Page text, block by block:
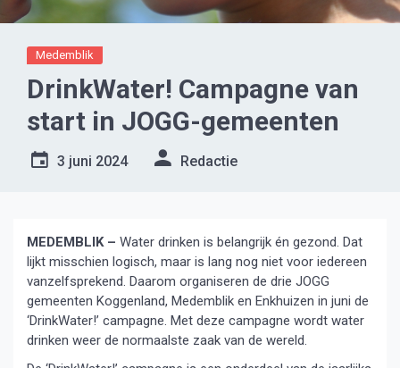
Medemblik
DrinkWater! Campagne van
start in JOGG-gemeenten
3 juni 2024 Redactie
MEDEMBLIK – Water drinken is belangrijk én gezond. Dat
lijkt misschien logisch, maar is lang nog niet voor iedereen
vanzelfsprekend. Daarom organiseren de drie JOGG
gemeenten Koggenland, Medemblik en Enkhuizen in juni de
‘DrinkWater!’ campagne. Met deze campagne wordt water
drinken weer de normaalste zaak van de wereld.